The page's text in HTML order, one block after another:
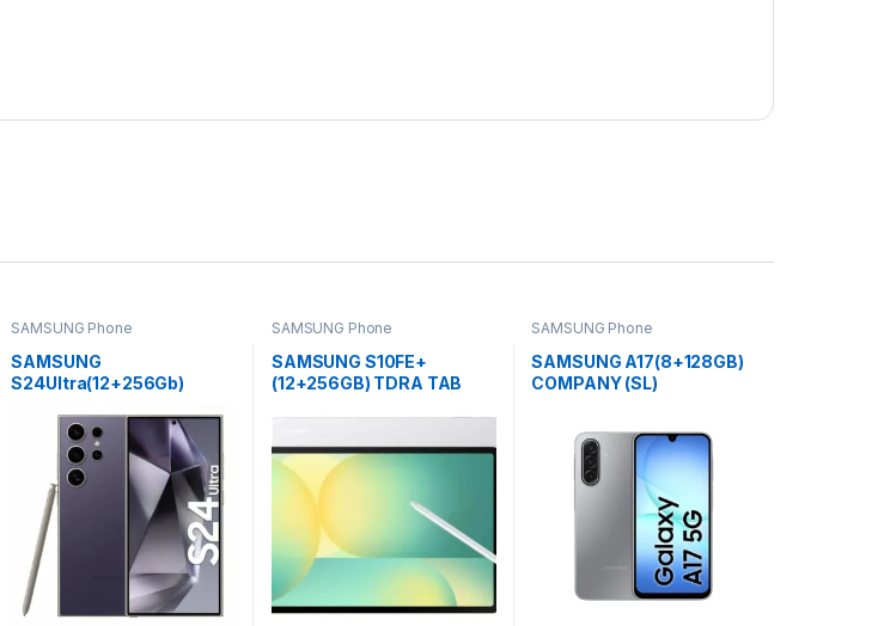
SAMSUNG Phone
SAMSUNG
S24Ultra(12+256Gb)
SAMSUNG Phone
SAMSUNG S10FE+
(12+256GB) TDRA TAB
SAMSUNG Phone
SAMSUNG A17(8+128GB)
COMPANY (SL)